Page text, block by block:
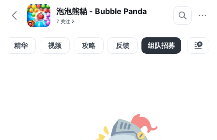
泡泡熊貓 - Bubble Panda
7 关注
精华 视频 攻略 反馈 组队招募